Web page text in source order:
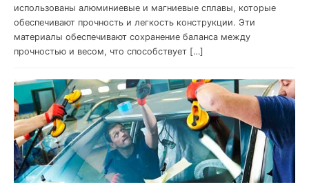
использованы алюминиевые и магниевые сплавы, которые
обеспечивают прочность и легкость конструкции. Эти
материалы обеспечивают сохранение баланса между
прочностью и весом, что способствует […]